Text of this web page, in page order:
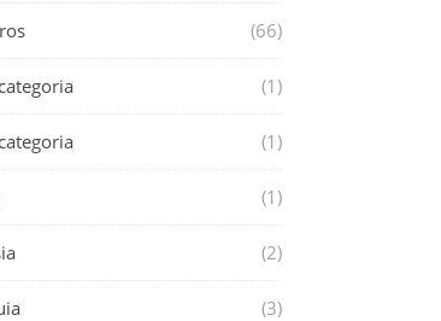
(66)
(1)
(1)
(1)
(2)
(3)